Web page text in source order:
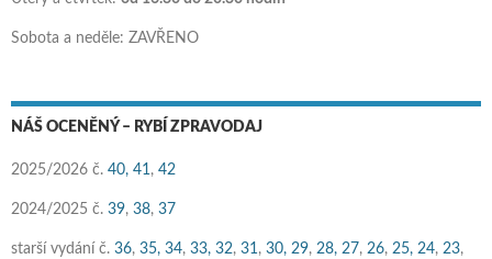
Sobota a neděle: ZAVŘENO
NÁŠ OCENĚNÝ – RYBÍ ZPRAVODAJ
2025/2026 č. 40, 41, 42
2024/2025 č. 39, 38, 37
starší vydání č. 36, 35, 34, 33, 32, 31, 30, 29, 28, 27, 26, 25, 24, 23,